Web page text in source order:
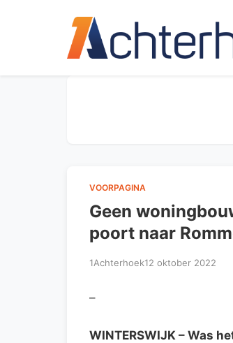
VOORPAGINA
Geen
poort naar
1Achterhoek12 oktober 2022
–
WINTERSWIJK – Was